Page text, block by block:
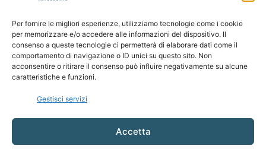
Per fornire le migliori esperienze, utilizziamo tecnologie come i cookie
per memorizzare e/o accedere alle informazioni del dispositivo. Il
consenso a queste tecnologie ci permetterà di elaborare dati come il
comportamento di navigazione o ID unici su questo sito. Non
acconsentire o ritirare il consenso può influire negativamente su alcune
caratteristiche e funzioni.
Gestisci servizi
Accetta
SEGUICI